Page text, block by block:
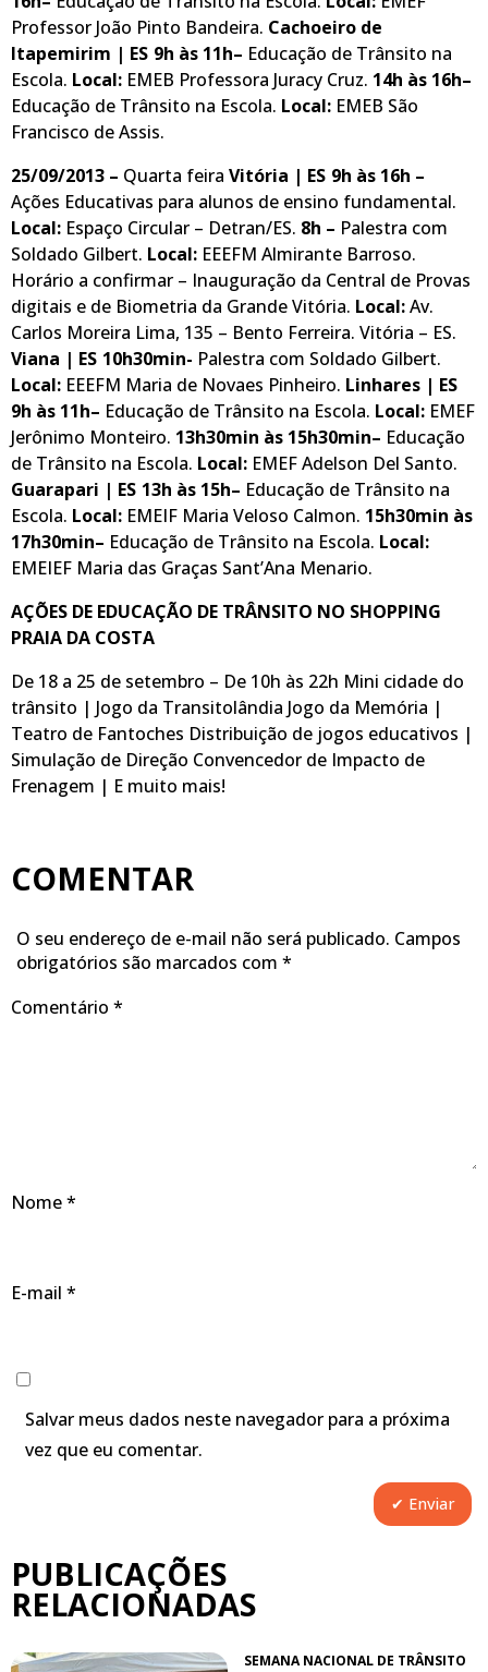
Professor João Pinto Bandeira. Cachoeiro de
Itapemirim | ES 9h às 11h– Educação de Trânsito na
Escola. Local: EMEB Professora Juracy Cruz. 14h às 16h–
Educação de Trânsito na Escola. Local: EMEB São
Francisco de Assis.
25/09/2013 – Quarta feira Vitória | ES 9h às 16h –
Ações Educativas para alunos de ensino fundamental.
Local: Espaço Circular – Detran/ES. 8h – Palestra com
Soldado Gilbert. Local: EEEFM Almirante Barroso.
Horário a confirmar – Inauguração da Central de Provas
digitais e de Biometria da Grande Vitória. Local:Av.
Carlos Moreira Lima, 135 – Bento Ferreira. Vitória – ES.
Viana | ES 10h30min- Palestra com Soldado Gilbert.
Local: EEEFM Maria de Novaes Pinheiro. Linhares | ES
9h às 11h– Educação de Trânsito na Escola. Local: EMEF
Jerônimo Monteiro. 13h30min às 15h30min– Educação
de Trânsito na Escola. Local: EMEF Adelson Del Santo.
Guarapari | ES 13h às 15h– Educação de Trânsito na
Escola. Local: EMEIF Maria Veloso Calmon. 15h30min às
17h30min– Educação de Trânsito na Escola. Local:
EMEIEF Maria das Graças Sant’Ana Menario.
AÇÕES DE EDUCAÇÃO DE TRÂNSITO NO SHOPPING
PRAIA DA COSTA
De 18 a 25 de setembro – De 10h às 22h Mini cidade do
trânsito | Jogo da Transitolândia Jogo da Memória |
Teatro de Fantoches Distribuição de jogos educativos |
Simulação de Direção Convencedor de Impacto de
Frenagem | E muito mais!
COMENTAR
O seu endereço de e-mail não será publicado. Campos
obrigatórios são marcados com *
Comentário *
Nome*
E-mail *
Salvar meus dados neste navegador para a próxima
vez que eu comentar.
PUBLICAÇÕES
RELACIONADAS
SEMANA NACIONAL DE TRÂNSITO